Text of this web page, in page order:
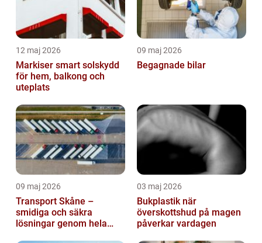
12 maj 2026
Markiser smart solskydd
för hem, balkong och
uteplats
09 maj 2026
Begagnade bilar
09 maj 2026
Transport Skåne –
smidiga och säkra
lösningar genom hela
03 maj 2026
Bukplastik när
överskottshud på magen
påverkar vardagen